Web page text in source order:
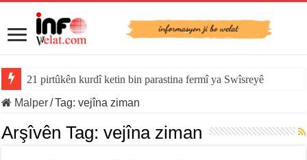
21 pirtûkên kurdî ketin bin parastina fermî ya Swîsreyê
Malper/Tag:vejîna ziman
Arşîvên Tag:vejîna ziman